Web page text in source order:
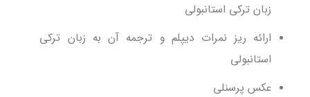
زبان ترکی استانبولی
ارائه ریز نمرات دیپلم و ترجمه آن به زبان ترکی
استانبولی
عکس پرسنلی